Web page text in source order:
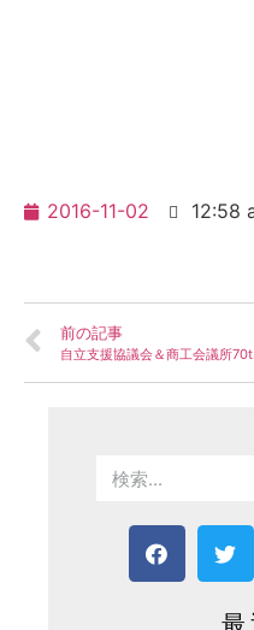
2016-11-02 12:58
前の記事